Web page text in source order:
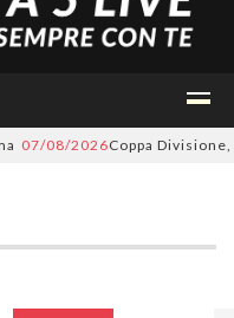
08/2026Coppa Divisione, si